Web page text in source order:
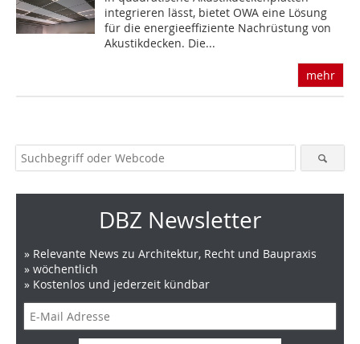
integrieren lässt, bietet OWA eine Lösung
für die energieeffiziente Nachrüstung von
Akustik­decken. Die...
mehr
DBZ Newsletter
» Relevante News zu Architektur, Recht und Baupraxis
» wöchentlich
» Kostenlos und jederzeit kündbar